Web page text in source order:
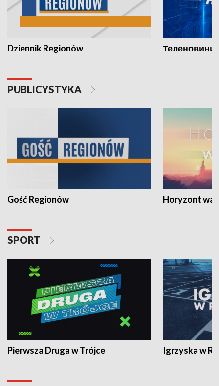
Dziennik Regionów Теленовини
PUBLICYSTYKA
Gość Regionów Horyzont
SPORT
Pierwsza Druga w Trójce Igrzyska w